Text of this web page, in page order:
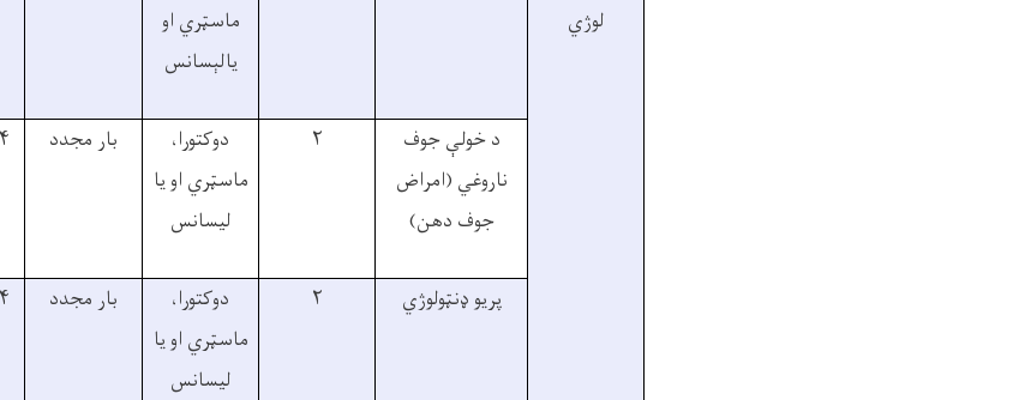
لوژي
ماسټري او
يالېسانس
د خولې جوف
ناروغي (امراض
جوف دهن)
۲
دوکتورا،
ماسټري او يا
ليسانس
بار مجدد
پريو ډنټولوژي ۲
دوکتورا،
ماسټري او يا
ليسانس
بار مجدد